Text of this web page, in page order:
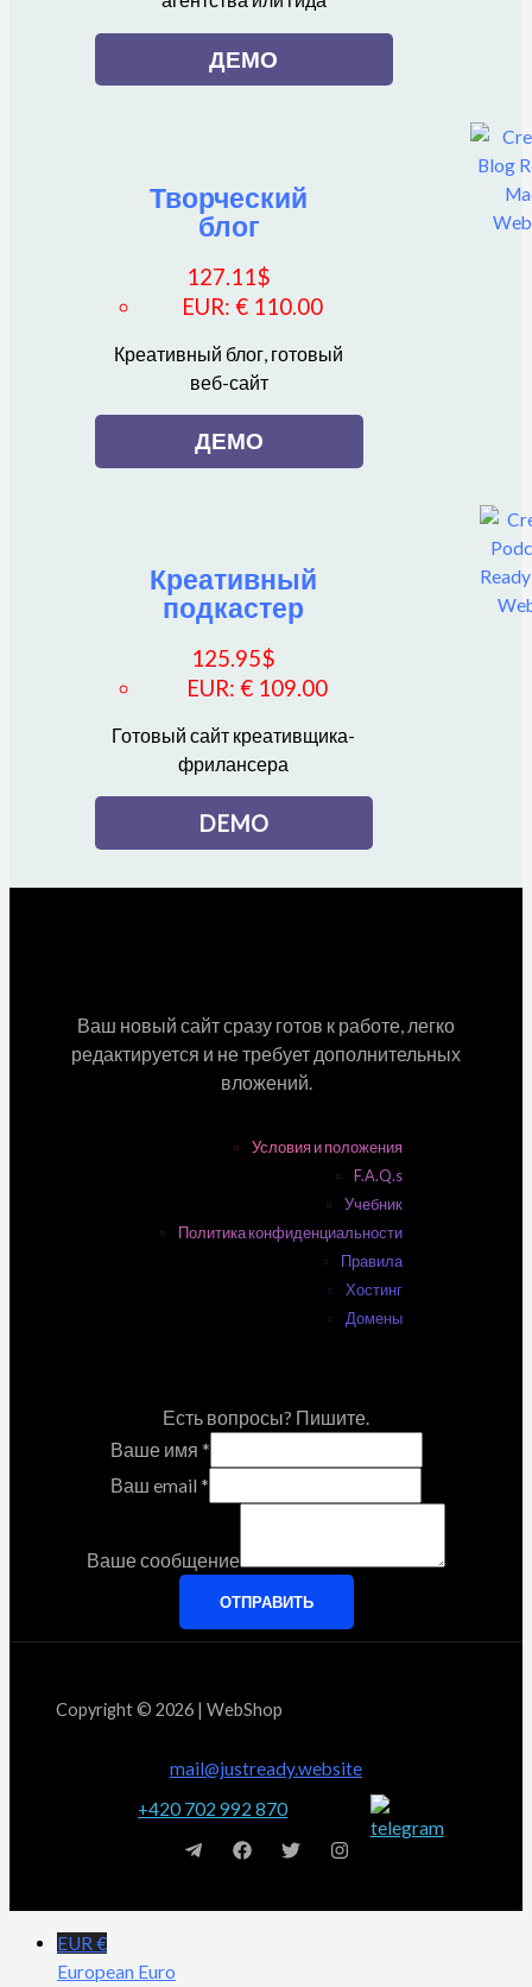
ДЕМО
Творческий
блог
127.11$
EUR:€ 110.00
Креативный блог, готовый
веб-сайт
ДЕМО
Креативный
подкастер
125.95$
EUR:€ 109.00
Готовый сайт креативщика-
фрилансера
DEMO
Ваш новый сайт сразу готов к работе, легко
редактируется и не требует дополнительных
вложений.
Условия и положения
F.A.Q.s
Учебник
Политика конфиденциальности
Правила
Хостинг
Домены
Есть вопросы? Пишите.
Ваше имя *
Ваш email *
Ваше сообщение
ОТПРАВИТЬ
Copyright © 2026 | WebShop
mail@justready.website
+420 702 992 870
EUR €
European Euro